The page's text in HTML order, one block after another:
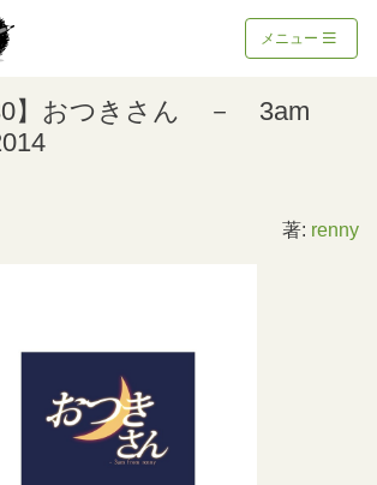
メニュー
30】おつきさん － 3am
著: renny